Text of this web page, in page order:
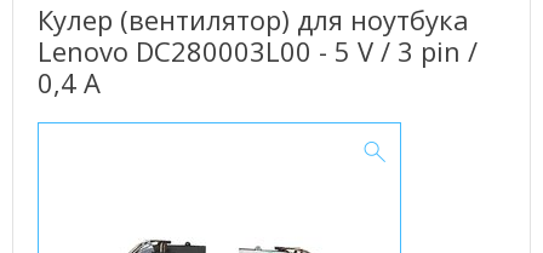
Кулер (вентилятор) для ноутбука
Lenovo DC280003L00 - 5 V / 3 pin /
0,4 А